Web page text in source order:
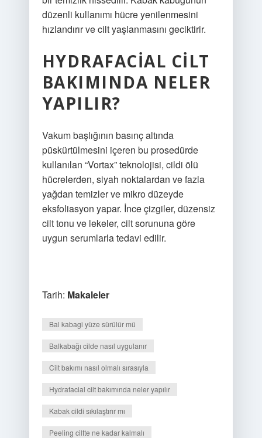
düzenli kullanımı hücre yenilenmesini
hızlandırır ve cilt yaşlanmasını geciktirir.
HYDRAFACIAL CILT
BAKIMINDA NELER
YAPILIR?
Vakum başlığının basınç altında
püskürtülmesini içeren bu prosedürde
kullanılan “Vortax” teknolojisi, cildi ölü
hücrelerden, siyah noktalardan ve fazla
yağdan temizler ve mikro düzeyde
eksfoliasyon yapar. İnce çizgiler, düzensiz
cilt tonu ve lekeler, cilt sorununa göre
uygun serumlarla tedavi edilir.
Tarih: Makaleler
Bal kabagi yüze sürülür mü
Balkabağı cilde nasıl uygulanır
Cilt bakımı nasıl olmalı sırasıyla
Hydrafacial cilt bakımında neler yapılır
Kabak cildi sıkılaştırır mı
Peeling ciltte ne kadar kalmalı